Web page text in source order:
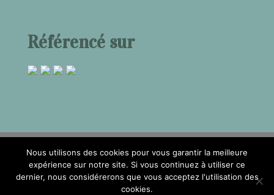
Référencé sur
2017©Temps de Rêve -Mentions
Nous utilisons des cookies pour vous garantir la meilleure
expérience sur notre site. Si vous continuez à utiliser ce
dernier, nous considérerons que vous acceptez l'utilisation des
cookies.